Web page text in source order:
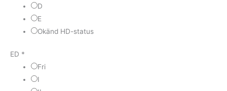
D
E
Okänd HD-status
ED *
Fri
I